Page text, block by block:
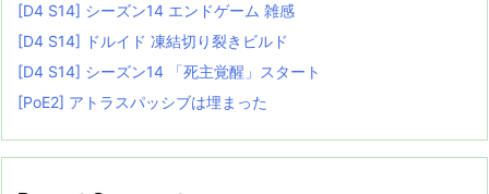
[D4 S14] シーズン14 エンドゲーム 雑感
[D4 S14] ドルイド 凍結切り裂きビルド
[D4 S14] シーズン14 「死主覚醒」スタート
[PoE2] アトラスパッシブは埋まった